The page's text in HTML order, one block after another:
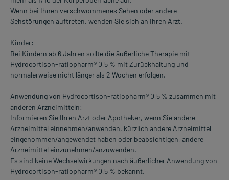
Wenn bei Ihnen verschwommenes Sehen oder andere
Sehstörungen auftreten, wenden Sie sich an Ihren Arzt.
Kinder:
Bei Kindern ab 6 Jahren sollte die äußerliche Therapie mit
Hydrocortison-ratiopharm® 0,5 % mit Zurückhaltung und
normalerweise nicht länger als 2 Wochen erfolgen.
Anwendung von Hydrocortison-ratiopharm® 0,5 % zusammen mit
anderen Arzneimitteln:
Informieren Sie Ihren Arzt oder Apotheker, wenn Sie andere
Arzneimittel einnehmen/anwenden, kürzlich andere Arzneimittel
eingenommen/angewendet haben oder beabsichtigen, andere
Arzneimittel einzunehmen/anzuwenden.
Es sind keine Wechselwirkungen nach äußerlicher Anwendung von
Hydrocortison-ratiopharm® 0,5 % bekannt.